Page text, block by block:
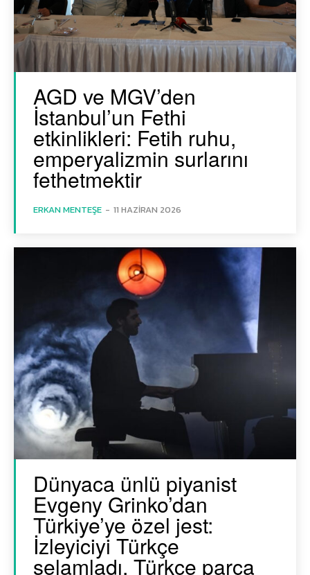
AGD ve MGV’den
İstanbul’un Fethi
etkinlikleri: Fetih ruhu,
emperyalizmin surlarını
fethetmektir
ERKAN MENTEŞE - 11 HAZIRAN 2026
Dünyaca ünlü piyanist
Evgeny Grinko’dan
Türkiye’ye özel jest:
İzleyiciyi Türkçe
selamladı, Türkçe parça